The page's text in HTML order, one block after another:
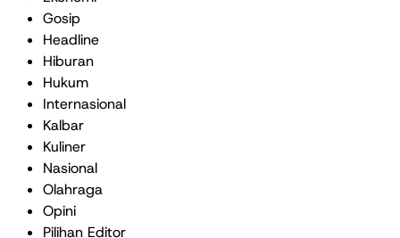
Gosip
Headline
Hiburan
Hukum
Internasional
Kalbar
Kuliner
Nasional
Olahraga
Opini
Pilihan Editor